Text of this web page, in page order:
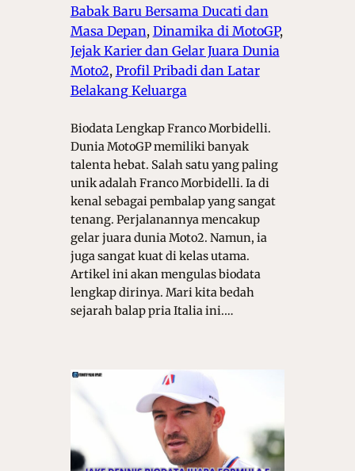
Babak Baru Bersama Ducati dan
Masa Depan, Dinamika di MotoGP
Jejak Karier dan Gelar Juara Dunia
Moto2, Profil Pribadi dan Latar
Belakang Keluarga
Biodata Lengkap Franco Morbidelli.
Dunia MotoGP memiliki banyak
talenta hebat. Salah satu yang paling
unik adalah Franco Morbidelli. Ia di
kenal sebagai pembalap yang sangat
tenang. Perjalanannya mencakup
gelar juara dunia Moto2. Namun, ia
juga sangat kuat di kelas utama.
Artikel ini akan mengulas biodata
lengkap dirinya. Mari kita bedah
sejarah balap pria Italia ini.…